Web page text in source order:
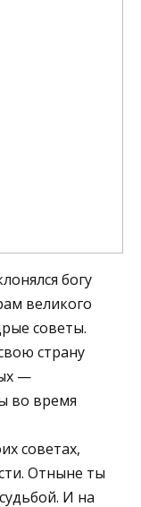
богу
великого
советы.
страну
—
во время
советах,
Отныне ты
И на